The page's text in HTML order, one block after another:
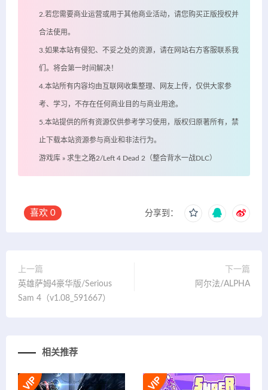
2.若您需要商业运营或用于其他商业活动，请您购买正版授权并
合法使用。
3.如果本站有侵犯、不妥之处的资源，请在网站右方客服联系我
们。将会第一时间解决！
4.本站所有内容均由互联网收集整理、网友上传，仅供大家参
考、学习，不存在任何商业目的与商业用途。
5.本站提供的所有资源仅供参考学习使用，版权归原著所有，禁
止下载本站资源参与商业和非法行为。
游戏库 » 求生之路2/Left 4 Dead 2（整合背水一战DLC）
喜欢 0 分享到：
上一篇
英雄萨姆4豪华版/Serious
Sam 4（v1.08_591667）
下一篇
阿尔法/ALPHA
相关推荐